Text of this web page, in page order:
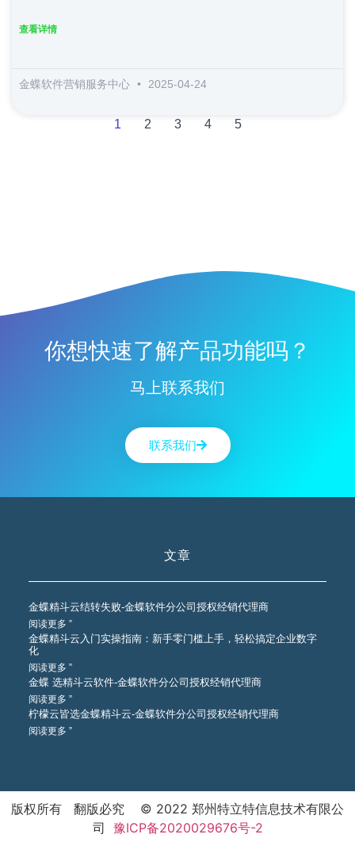
查看详情
金蝶软件营销服务中心 2025-04-24
1 2 3 4 5
你想快速了解产品功能吗？
马上联系我们
联系我们
文章
金蝶精斗云结转失败-金蝶软件分公司授权经销代理商
阅读更多 ”
金蝶精斗云入门实操指南：新手零门槛上手，轻松搞定企业数字
化
阅读更多 ”
金蝶 选精斗云软件-金蝶软件分公司授权经销代理商
阅读更多 ”
柠檬云皆选金蝶精斗云-金蝶软件分公司授权经销代理商
阅读更多 ”
版权所有 翻版必究 © 2022 郑州特立特信息技术有限公
司 豫ICP备2020029676号-2